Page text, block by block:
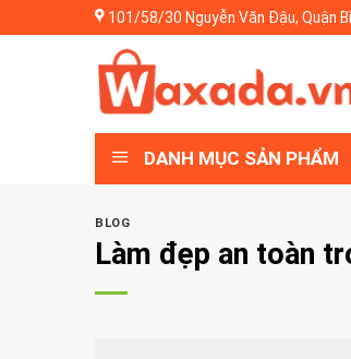
to
101/58/30 Nguyễn Văn Đậu, Quận
DANH MỤC SẢN PHẨM
BLOG
Làm đẹp an toàn